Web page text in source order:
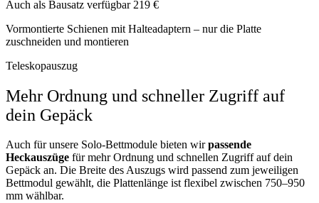
Auch als Bausatz verfügbar 219 €
Vormontierte Schienen mit Halteadaptern – nur die Platte
zuschneiden und montieren
Teleskopauszug
Mehr Ordnung und schneller Zugriff auf
dein Gepäck
Auch für unsere Solo-Bettmodule bieten wirpassende
Heckauszüge für mehr Ordnung und schnellen Zugriff auf dein
Gepäck an. Die Breite des Auszugs wird passend zum jeweiligen
Bettmodul gewählt, die Plattenlänge ist flexibel zwischen 750–950
mm wählbar.